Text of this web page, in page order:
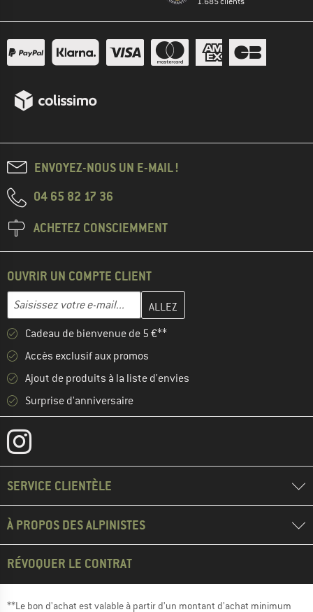
ENVOYEZ-NOUS UN E-MAIL !
04 65 82 17 36
ACHETEZ CONSCIEMMENT
OUVRIR UN COMPTE CLIENT
Adresse e-mail
Entrez votre adresse e-mail ici et créez votre compte client à la
Cadeau de bienvenue de 5 €**
Accès exclusif aux promos
Ajout de produits à la liste d'envies
Surprise d'anniversaire
SERVICE CLIENTÈLE
À PROPOS DES ALPINISTES
RÉVOQUER LE CONTRAT
**Le bon d'achat est valable à partir d'un montant d'achat minimum